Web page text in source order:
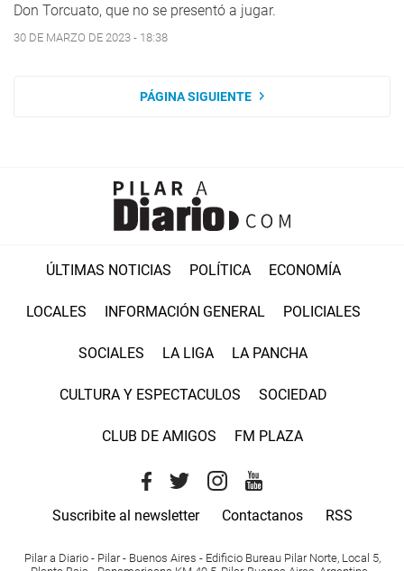
Don Torcuato, que no se presentó a jugar.
30 DE MARZO DE 2023 - 18:38
PÁGINA SIGUIENTE
ÚLTIMAS NOTICIAS POLÍTICA ECONOMÍA
LOCALES INFORMACIÓN GENERAL POLICIALES
SOCIALES LA LIGA LA PANCHA
CULTURA Y ESPECTACULOS SOCIEDAD
CLUB DE AMIGOS FM PLAZA
Suscribite al newsletter Contactanos RSS
Pilar a Diario - Pilar - Buenos Aires - Edificio Bureau Pilar Norte, Local 5,